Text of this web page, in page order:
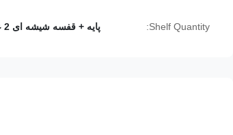
Shelf Quantity: پایه + قفسه شیشه ای 2 عدد